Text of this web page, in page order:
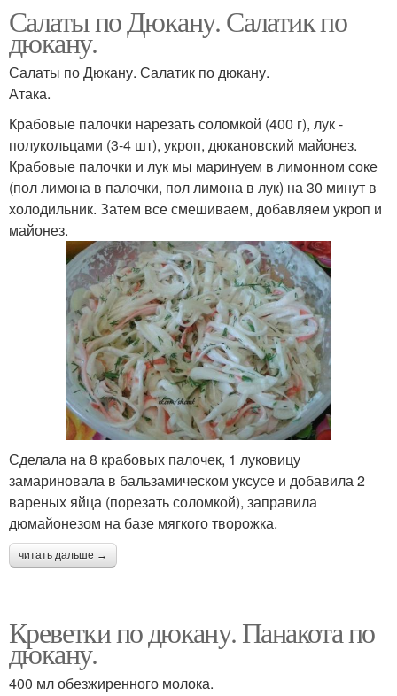
Салаты по Дюкану. Салатик по
дюкану.
Салаты по Дюкану. Салатик по дюкану.
Атака.
Крабовые палочки нарезать соломкой (400 г), лук -
полукольцами (3-4 шт), укроп, дюкановский майонез.
Крабовые палочки и лук мы маринуем в лимонном соке
(пол лимона в палочки, пол лимона в лук) на 30 минут в
холодильник. Затем все смешиваем, добавляем укроп и
майонез.
Сделала на 8 крабовых палочек, 1 луковицу
замариновала в бальзамическом уксусе и добавила 2
вареных яйца (порезать соломкой), заправила
дюмайонезом на базе мягкого творожка.
читать дальше →
Креветки по дюкану. Панакота по
дюкану.
400 мл обезжиренного молока.